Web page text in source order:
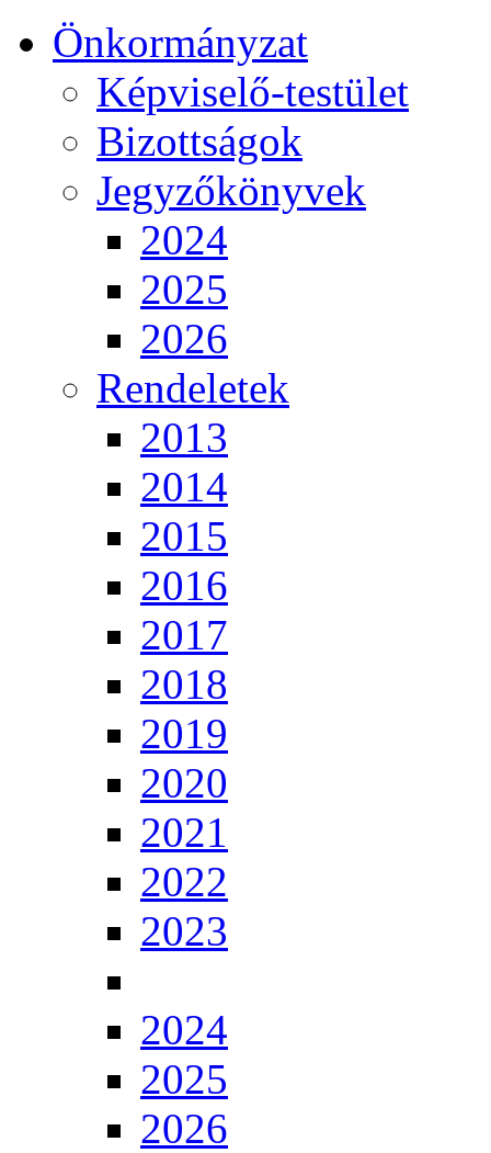
Önkormányzat
Képviselő-testület
Bizottságok
Jegyzőkönyvek
2024
2025
2026
Rendeletek
2013
2014
2015
2016
2017
2018
2019
2020
2021
2022
2023
2024
2025
2026